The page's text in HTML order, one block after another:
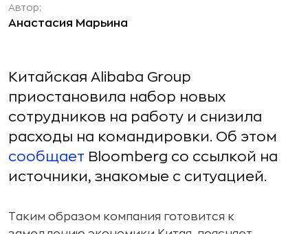
Автор:
Анастасия Марьина
Китайская Alibaba Group
приостановила набор новых
сотрудников на работу и снизила
расходы на командировки. Об этом
сообщает Bloomberg со ссылкой на
источники, знакомые с ситуацией.
Таким образом компания готовится к